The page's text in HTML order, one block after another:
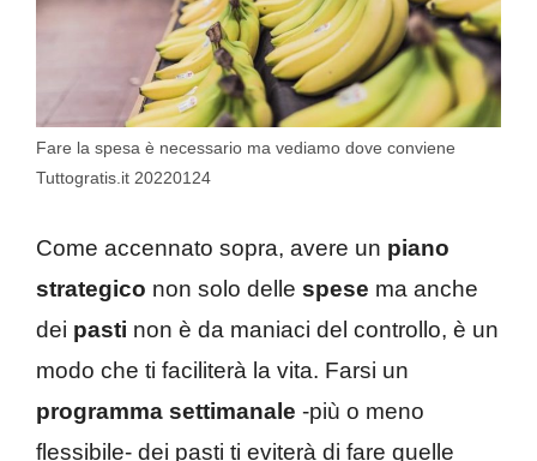
Fare la spesa è necessario ma vediamo dove conviene
Tuttogratis.it 20220124
Come accennato sopra, avere un piano
strategico non solo delle spese ma anche
dei pasti non è da maniaci del controllo, è un
modo che ti faciliterà la vita. Farsi un
programma settimanale -più o meno
flessibile- dei pasti ti eviterà di fare quelle